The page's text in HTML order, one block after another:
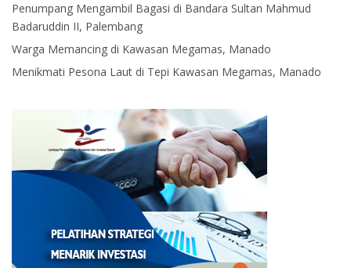
Penumpang Mengambil Bagasi di Bandara Sultan Mahmud
Badaruddin II, Palembang
Warga Memancing di Kawasan Megamas, Manado
Menikmati Pesona Laut di Tepi Kawasan Megamas, Manado